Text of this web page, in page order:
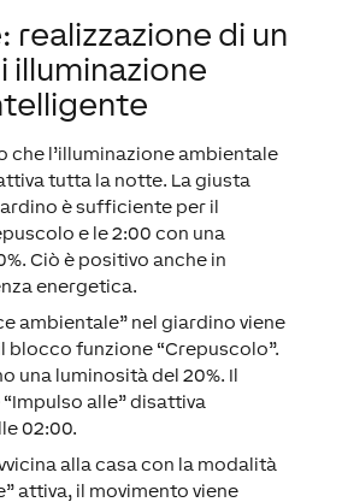
realizzazione di un
illuminazione
che l’illuminazione ambientale
tutta la notte. La giusta
è sufficiente per il
e le 2:00 con una
Ciò è positivo anche in
energetica.
ambientale” nel giardino viene
blocco funzione “Crepuscolo”.
una luminosità del 20%. Il
alle” disattiva
02:00.
alla casa con la modalità
attiva, il movimento viene